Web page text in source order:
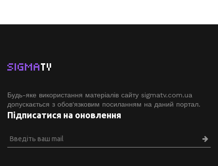
SIGMATV
Будь-яке використання матеріалів сайту sigmatv.com.ua
допускається з обов'язковим посиланням на даний портал.
Підписатися на оновлення